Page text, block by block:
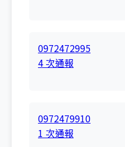
0972472995
4 次通報
0972479910
1 次通報